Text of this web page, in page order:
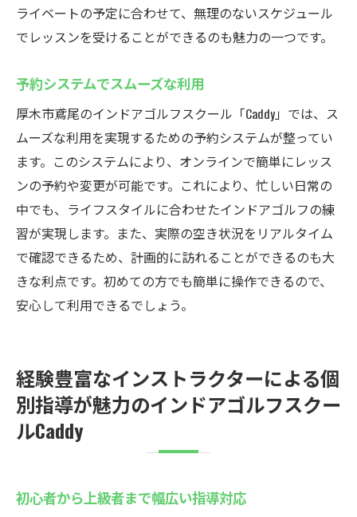
ライベートの予定に合わせて、無理のないスケジュール
でレッスンを受けることができるのも魅力の一つです。
予約システムでスムーズな利用
厚木市鳶尾のインドアゴルフスクール「Caddy」では、ス
ムーズな利用を実現するための予約システムが整ってい
ます。このシステムにより、オンラインで簡単にレッス
ンの予約や変更が可能です。これにより、忙しい日常の
中でも、ライフスタイルに合わせたインドアゴルフの練
習が実現します。また、実際の空き状況をリアルタイム
で確認できるため、計画的に訪れることができるのも大
きな利点です。初めての方でも簡単に操作できるので、
安心して利用できるでしょう。
経験豊富なインストラクターによる個
別指導が魅力のインドアゴルフスクー
ルCaddy
初心者から上級者まで幅広い指導対応